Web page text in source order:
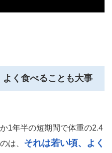
く食べることも大事
1年半の短期間で体重の2.4
は、 それは若い頃、よく